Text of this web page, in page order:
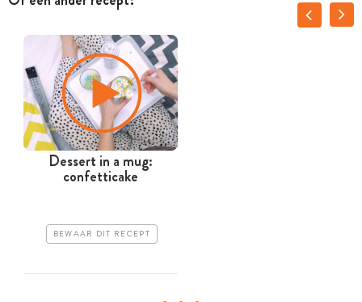
Dessert in a mug:
confetticake
BEWAAR DIT RECEPT